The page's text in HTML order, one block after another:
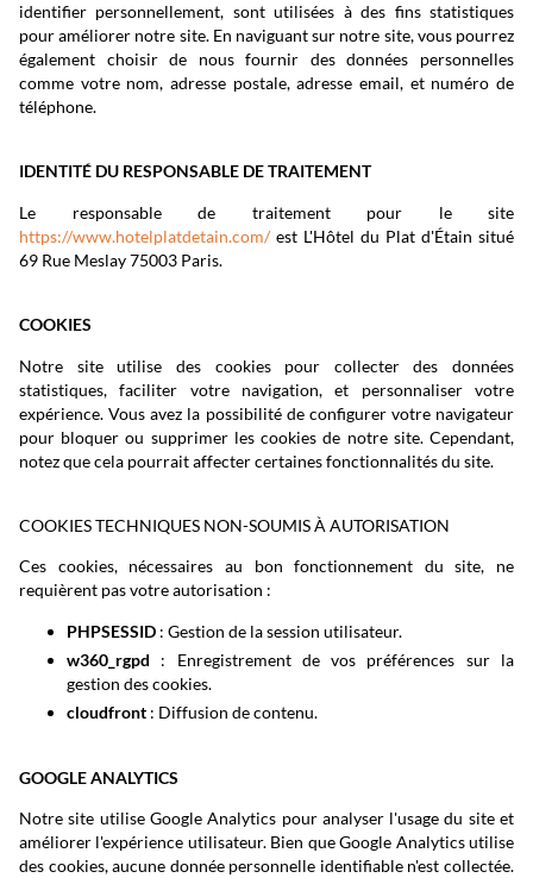
identifier personnellement, sont utilisées à des fins statistiques
pour améliorer notre site. En naviguant sur notre site, vous pourrez
également choisir de nous fournir des données personnelles
comme votre nom, adresse postale, adresse email, et numéro de
téléphone.
IDENTITÉ DU RESPONSABLE DE TRAITEMENT
Le responsable de traitement pour le site
https://www.hotelplatdetain.com/ est L'Hôtel du Plat d'Étain situé
69 Rue Meslay 75003 Paris.
COOKIES
Notre site utilise des cookies pour collecter des données
statistiques, faciliter votre navigation, et personnaliser votre
expérience. Vous avez la possibilité de configurer votre navigateur
pour bloquer ou supprimer les cookies de notre site. Cependant,
notez que cela pourrait affecter certaines fonctionnalités du site.
COOKIES TECHNIQUES NON-SOUMIS À AUTORISATION
Ces cookies, nécessaires au bon fonctionnement du site, ne
requièrent pas votre autorisation :
PHPSESSID : Gestion de la session utilisateur.
w360_rgpd : Enregistrement de vos préférences sur la
gestion des cookies.
cloudfront : Diffusion de contenu.
GOOGLE ANALYTICS
Notre site utilise Google Analytics pour analyser l'usage du site et
améliorer l'expérience utilisateur. Bien que Google Analytics utilise
des cookies, aucune donnée personnelle identifiable n'est collectée.